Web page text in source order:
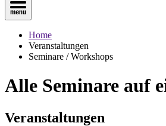
Home
Veranstaltungen
Seminare / Workshops
Alle Seminare auf
Veranstaltungen